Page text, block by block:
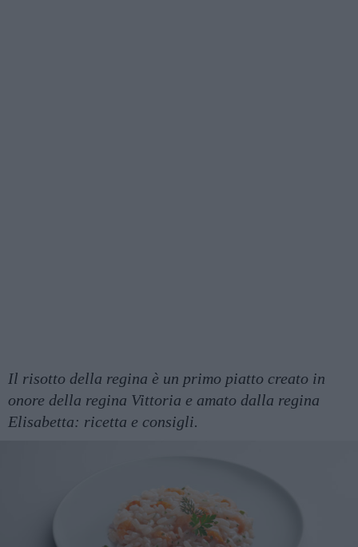
Il risotto della regina è un primo piatto creato in
onore della regina Vittoria e amato dalla regina
Elisabetta: ricetta e consigli.